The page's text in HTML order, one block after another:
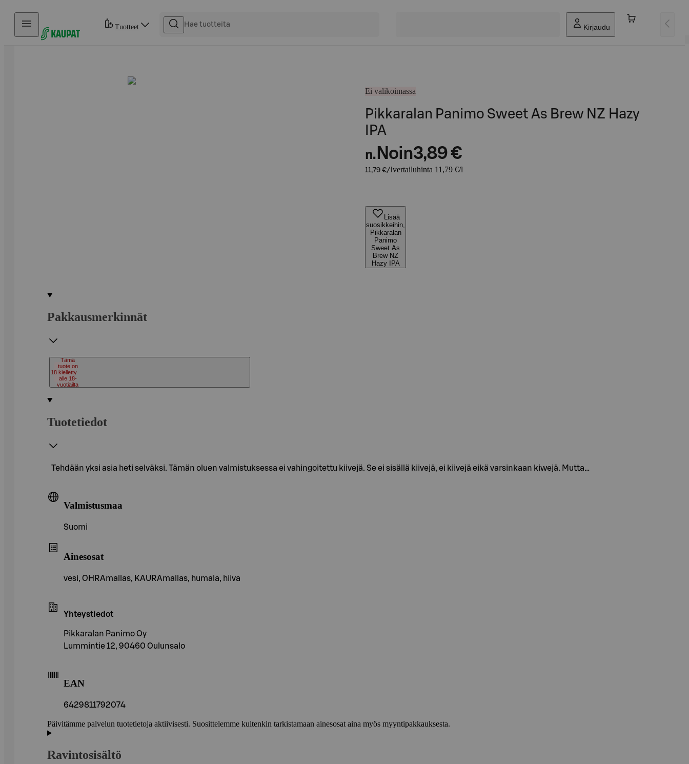
Hyppää sisältöön
Tuotteet Kirjaudu
Ei valikoimassa
Pikkaralan Panimo Sweet As Brew NZ Hazy
IPA
n. Noin3,89 €
11,79 €/l vertailuhinta 11,79 €/l
Lisää
suosikkeihin,
Pikkaralan
Panimo
Sweet As
Brew NZ
Hazy IPA
Pakkausmerkinnät
18
Tämä
tuote on
kielletty
alle 18-
vuotiailta
Tuotetiedot
Tehdään yksi asia heti selväksi. Tämän oluen valmistuksessa ei vahingoitettu kiivejä. Se ei sisällä kiivejä, ei kiivejä eikä varsinkaan kiwejä. Mutta…
Valmistusmaa
Suomi
Ainesosat
vesi, OHRAmallas, KAURAmallas, humala, hiiva
Yhteystiedot
Pikkaralan Panimo Oy
Lummintie 12, 90460 Oulunsalo
EAN
6429811792074
Päivitämme palvelun tuotetietoja aktiivisesti. Suosittelemme kuitenkin tarkistamaan ainesosat aina myös myyntipakkauksesta.
Ravintosisältö